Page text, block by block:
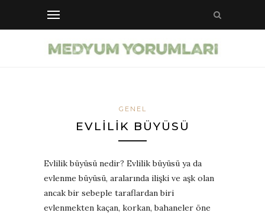
GENEL
EVLILIK BÜYÜSÜ
Evlilik büyüsü nedir? Evlilik büyüsü ya da
evlenme büyüsü, aralarında ilişki ve aşk olan
ancak bir sebeple taraflardan biri
evlenmekten kaçan, korkan, bahaneler öne